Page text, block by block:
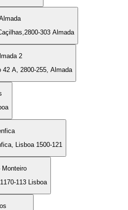
303 Almada
2
42 A, 2800-255, Almada
Lisboa 1500-121
113 Lisboa